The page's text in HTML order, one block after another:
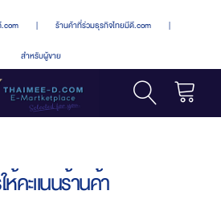
| ร้านค้าที่ร่วมธุรกิจไทยมีดี.com |
สำหรับผู้ขาย
ห้คะแนนร้านค้า